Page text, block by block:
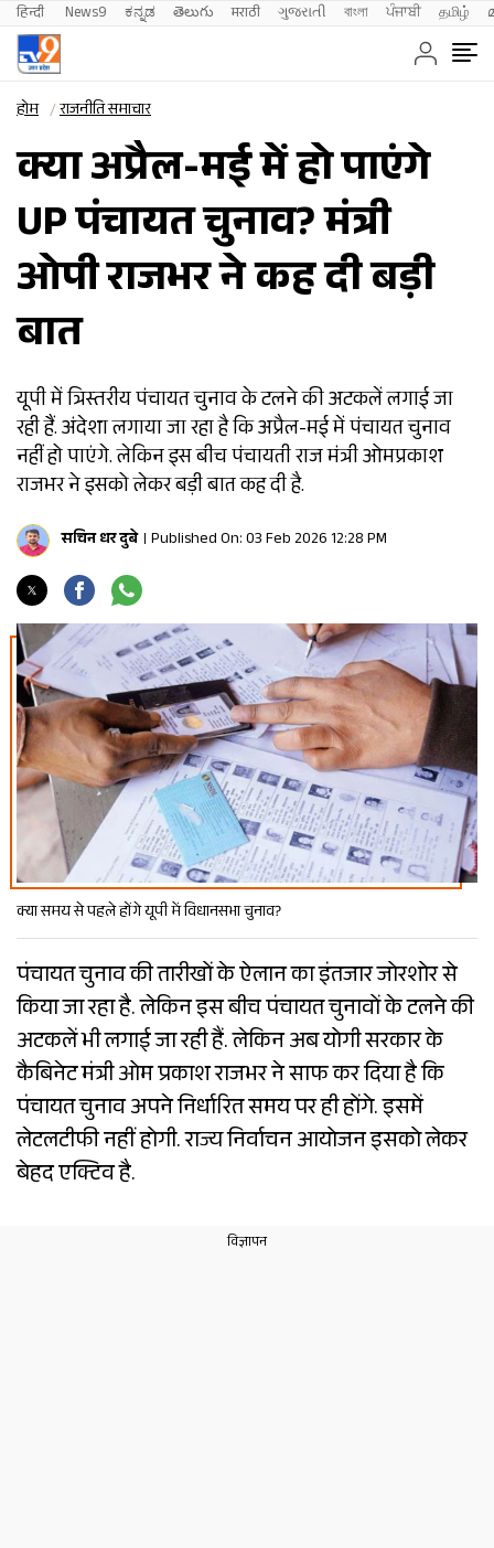
हिन्दी News9 ಕನ್ನಡ తెలుగు मराठी ગુજરાતી বাংলা ਪੰਜਾਬੀ தமிழ்
होम राजनीति समाचार
क्या अप्रैल-मई में हो पाएंगे
UP पंचायत चुनाव? मंत्री
ओपी राजभर ने कह दी बड़ी
बात
यूपी में त्रिस्तरीय पंचायत चुनाव के टलने की अटकलें लगाई जा
रही हैं. अंदेशा लगाया जा रहा है कि अप्रैल-मई में पंचायत चुनाव
नहीं हो पाएंगे. लेकिन इस बीच पंचायती राज मंत्री ओमप्रकाश
राजभर ने इसको लेकर बड़ी बात कह दी है.
सचिन धर दुबे Published On: 03 Feb 2026 12:28 PM
क्या समय से पहले होंगे यूपी में विधानसभा चुनाव?
पंचायत चुनाव की तारीखों के ऐलान का इंतजार जोरशोर से
किया जा रहा है. लेकिन इस बीच पंचायत चुनावों के टलने की
अटकलें भी लगाई जा रही हैं. लेकिन अब योगी सरकार के
कैबिनेट मंत्री ओम प्रकाश राजभर ने साफ कर दिया है कि
पंचायत चुनाव अपने निर्धारित समय पर ही होंगे. इसमें
लेटलटीफी नहीं होगी. राज्य निर्वाचन आयोजन इसको लेकर
बेहद एक्टिव है.